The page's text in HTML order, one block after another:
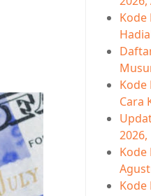
Kode
Kode
Cara
Kode
Kode